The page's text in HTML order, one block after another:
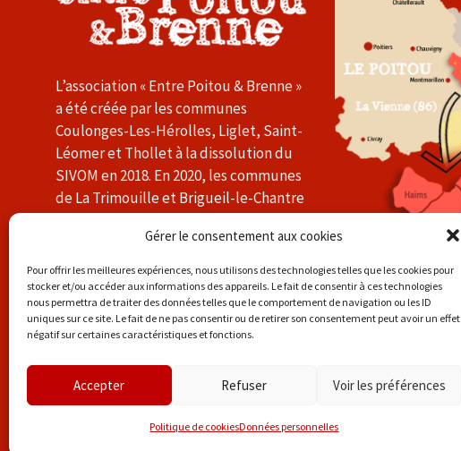
Gérer le consentement aux cookies
Pour offrir les meilleures expériences, nous utilisons des technologies telles que les cookies pour
stocker et/ou accéder aux informations des appareils. Le fait de consentir à ces technologies
nous permettra de traiter des données telles que le comportement de navigation ou les ID
uniques sur ce site. Le fait de ne pas consentir ou de retirer son consentement peut avoir un effet
négatif sur certaines caractéristiques et fonctions.
Accepter Refuser Voir les préférences
Politique de cookiesDonnées personnelles
L’association « Entre Poitou & Brenne »
a été créée par les communes
Coulonges-Les-Hérolles, Liglet, Saint-
Léomer et Thollet à la dissolution du
SIVOM en 2018. En 2020, les communes
de La Trimouille et Brigueil-le-Chantre
objectif de promouvoir les activités et
l’économie du Sud-Vienne.
En savoir plus »
© 2026 Entre Poitou et Brenne